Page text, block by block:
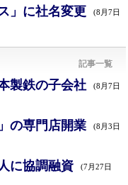
」に社名変更 (8月7日
記事一覧
製鉄の子会社 (8月7日
の専門店開業 (8月3日
に協調融資 (7月27日